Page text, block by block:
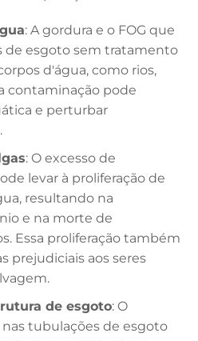
: A gordura e o FOG que
de esgoto sem tratamento
d'água, como rios,
contaminação pode
e perturbar
: O excesso de
levar à proliferação de
resultando na
e na morte de
Essa proliferação também
prejudiciais aos seres
de esgoto: O
tubulações de esgoto